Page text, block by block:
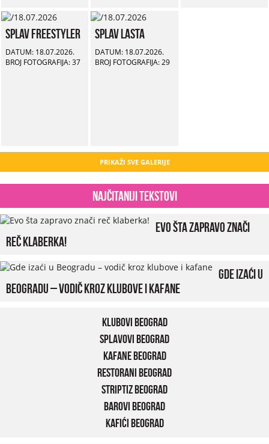
Splav Freestyler
DATUM: 18.07.2026.
BROJ FOTOGRAFIJA: 37
Splav Lasta
DATUM: 18.07.2026.
BROJ FOTOGRAFIJA: 29
PRIKAŽI SVE GALERIJE
Najčitaniji tekstovi
Evo šta zapravo znači
reč klaberka!
Gde izaći u
Beogradu – vodič kroz klubove i kafane
Klubovi Beograd
Splavovi Beograd
Kafane Beograd
Restorani Beograd
Striptiz Beograd
Barovi Beograd
Kafići Beograd